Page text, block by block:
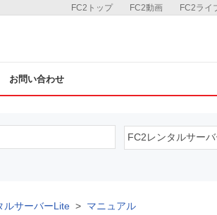
FC2ライ
FC2動画
FC2トップ
お問い合わせ
ルサーバーLite
マニュアル